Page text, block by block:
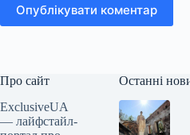
Опублікувати коментар
Про сайт
ExclusiveUA
— лайфстайл-
Останні